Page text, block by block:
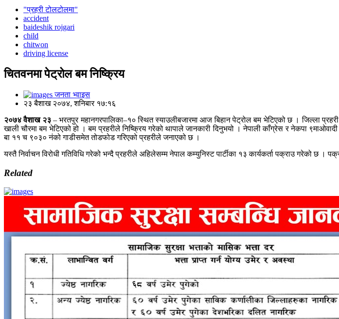
"प्रहरी टोलटोलमा"
accident
baideshik rojgari
child
chitwon
driving license
चितवनमा पेट्रोल बम निष्क्रिय
जनता भ्वाइस
२३ बैशाख २०७४, शनिबार १७:१६
२०७४ वैशाख २३– भरतपुर महानगरपालिका–१० स्थित स्याउलीबजारमा आज बिहान पेट्रोल बम भेटिएको छ । जिल्ला
खाली चौरमा बम भेटिएको हो । बम प्रहरीले निष्क्रिय गरेको थापाले जानकारी दिनुभयो । नेपाली काँग्रेस र नेकपा
बा ११ च ९०३० नंको गाडीसमेत तोडफोड गरिएको प्रहरीले जनाएको छ ।
यस्तै निर्वाचन विरोधी गतिविधि गरेको भन्दै प्रहरीले अहिलेसम्म नेपाल कम्युनिस्ट पार्टीका १३ कार्यकर्ता पक्राउ गरेको छ ।
Related